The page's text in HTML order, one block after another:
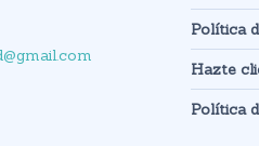
Política
Hazte
Política